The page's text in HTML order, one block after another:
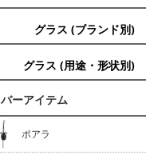
グラス (ブランド別)
グラス (用途・形状別)
バーアイテム
ポアラ